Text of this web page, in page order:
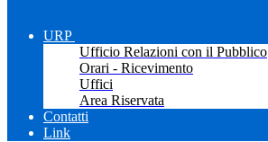
URP
Ufficio Relazioni con il Pubblico
Orari - Ricevimento
Uffici
Area Riservata
Contatti
Link